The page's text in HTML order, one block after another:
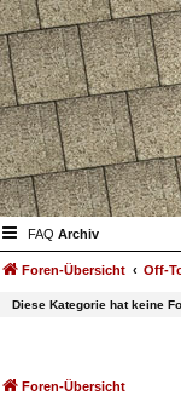
FAQ Archiv
Foren-Übersicht Off-
Diese Kategorie hat keine
Foren-Übersicht